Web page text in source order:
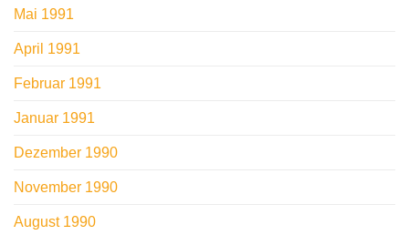
Mai 1991
April 1991
Februar 1991
Januar 1991
Dezember 1990
November 1990
August 1990